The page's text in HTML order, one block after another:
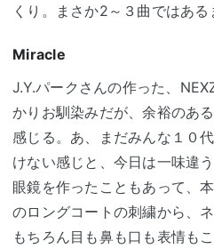
くり。まさか2～３曲ではある
Miracle
J.Y.パークさんの作った、
かりお馴染みだが、余裕のあ
感じる。あ、まだみんな１０
けない感じと、今日は一味違
眼鏡を作ったこともあって、
のロングコートの刺繍から、
もちろん目も鼻も口も表情も